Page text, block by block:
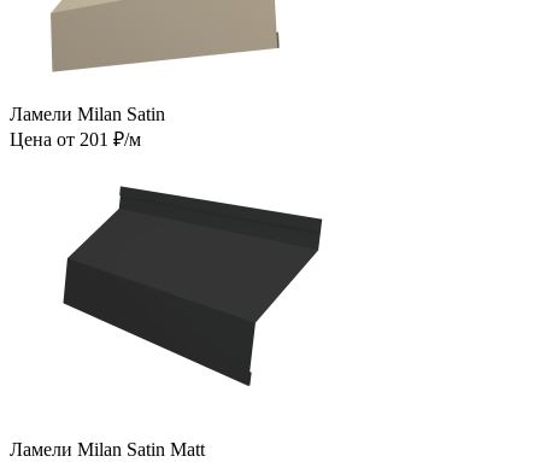
Ламели Milan Satin
Цена от 201 ₽/м
Ламели Milan Satin Matt